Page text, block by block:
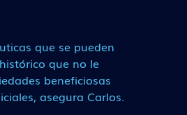
que se pueden
que no le
beneficiosas
asegura Carlos.